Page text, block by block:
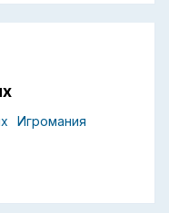
Игромания